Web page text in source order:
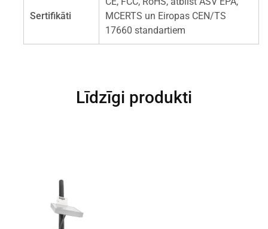
Sertifikāti
MCERTS un Eiropas CEN/TS
17660 standartiem
Līdzīgi produkti